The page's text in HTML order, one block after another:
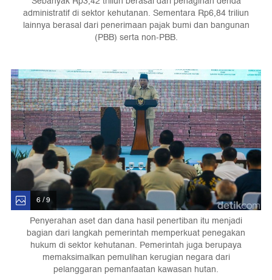
administratif di sektor kehutanan. Sementara Rp6,84 triliun
lainnya berasal dari penerimaan pajak bumi dan bangunan
(PBB) serta non-PBB.
6 / 9
Penyerahan aset dan dana hasil penertiban itu menjadi
bagian dari langkah pemerintah memperkuat penegakan
hukum di sektor kehutanan. Pemerintah juga berupaya
memaksimalkan pemulihan kerugian negara dari
pelanggaran pemanfaatan kawasan hutan.